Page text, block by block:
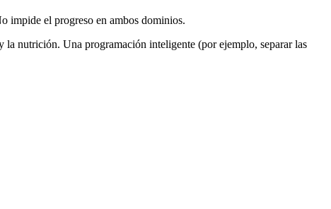
impide el progreso en ambos dominios.
nutrición. Una programación inteligente (por ejemplo, separar las